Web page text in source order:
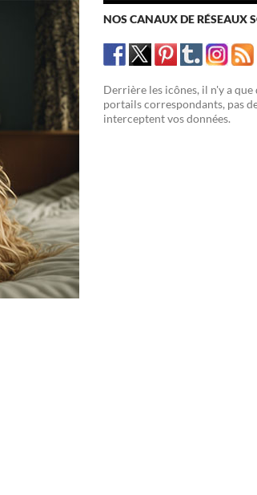
NOS CANAUX DE RÉSEAUX
Derrière les icônes, il n'y a que
portails correspondants, pas
interceptent vos données.